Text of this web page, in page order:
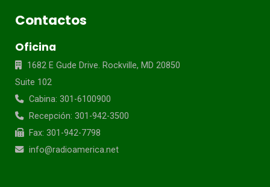
Contactos
Oficina
1682 E Gude Drive. Rockville, MD 20850
Suite 102
Cabina: 301-6100900
Recepción: 301-942-3500
Fax: 301-942-7798
info@radioamerica.net